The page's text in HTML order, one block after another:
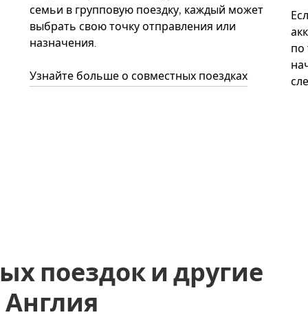
семьи в групповую поездку, каждый может
выбрать свою точку отправления или
назначения.
Узнайте больше о совместных поездках
по
поездок и другие
Англия